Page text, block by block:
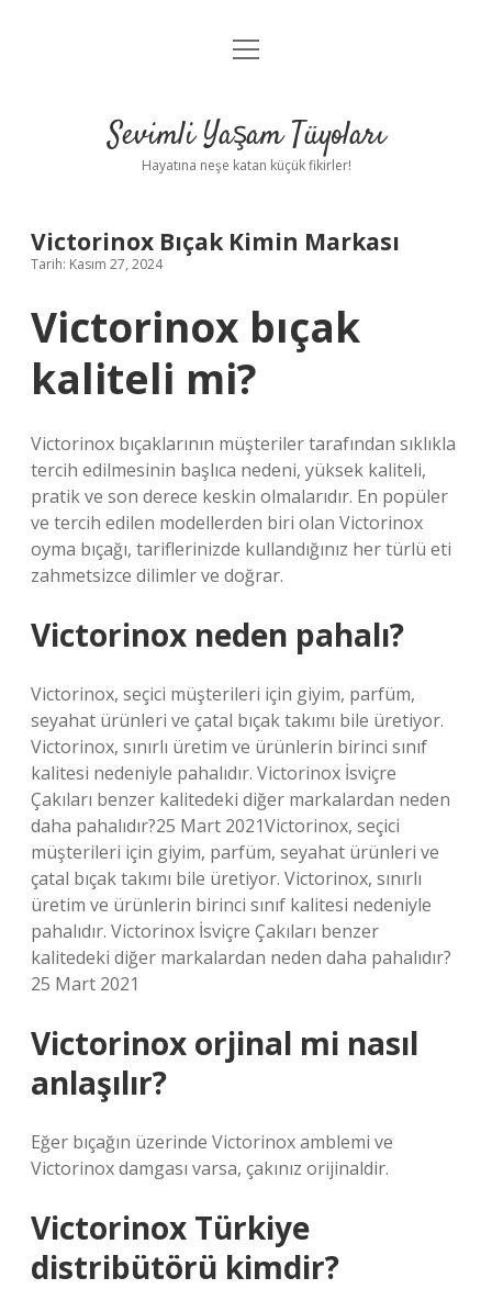
Anasayfa
Yasal Uyarı
menüyü
Sevimli Yaşam Tüyoları
Hayatına neşe katan küçük fikirler!
Victorinox Bıçak Kimin Markası
Tarih: Kasım 27, 2024
Victorinox bıçak
kaliteli mi?
Victorinox bıçaklarının müşteriler tarafından sıklıkla
tercih edilmesinin başlıca nedeni, yüksek kaliteli,
pratik ve son derece keskin olmalarıdır. En popüler
ve tercih edilen modellerden biri olan Victorinox
oyma bıçağı, tariflerinizde kullandığınız her türlü eti
zahmetsizce dilimler ve doğrar.
Victorinox neden pahalı?
Victorinox, seçici müşterileri için giyim, parfüm,
seyahat ürünleri ve çatal bıçak takımı bile üretiyor.
Victorinox, sınırlı üretim ve ürünlerin birinci sınıf
kalitesi nedeniyle pahalıdır. Victorinox İsviçre
Çakıları benzer kalitedeki diğer markalardan neden
daha pahalıdır?25 Mart 2021Victorinox, seçici
müşterileri için giyim, parfüm, seyahat ürünleri ve
çatal bıçak takımı bile üretiyor. Victorinox, sınırlı
üretim ve ürünlerin birinci sınıf kalitesi nedeniyle
pahalıdır. Victorinox İsviçre Çakıları benzer
kalitedeki diğer markalardan neden daha pahalıdır?
25 Mart 2021
Victorinox orjinal mi nasıl
anlaşılır?
Eğer bıçağın üzerinde Victorinox amblemi ve
Victorinox damgası varsa, çakınız orijinaldir.
Victorinox Türkiye
distribütörü kimdir?